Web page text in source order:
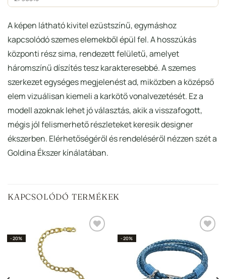
A képen látható kivitel ezüstszínű, egymáshoz
kapcsolódó szemes elemekből épül fel. A hosszúkás
központi rész sima, rendezett felületű, amelyet
háromszínű díszítés tesz karakteresebbé. A szemes
szerkezet egységes megjelenést ad, miközben a középső
elem vizuálisan kiemeli a karkötő vonalvezetését. Ez a
modell azoknak lehet jó választás, akik a visszafogott,
mégis jól felismerhető részleteket keresik designer
ékszerben. Elérhetőségéről és rendeléséről nézzen szét a
Goldina Ékszer kínálatában.
KAPCSOLÓDÓ TERMÉKEK
-20% -20%